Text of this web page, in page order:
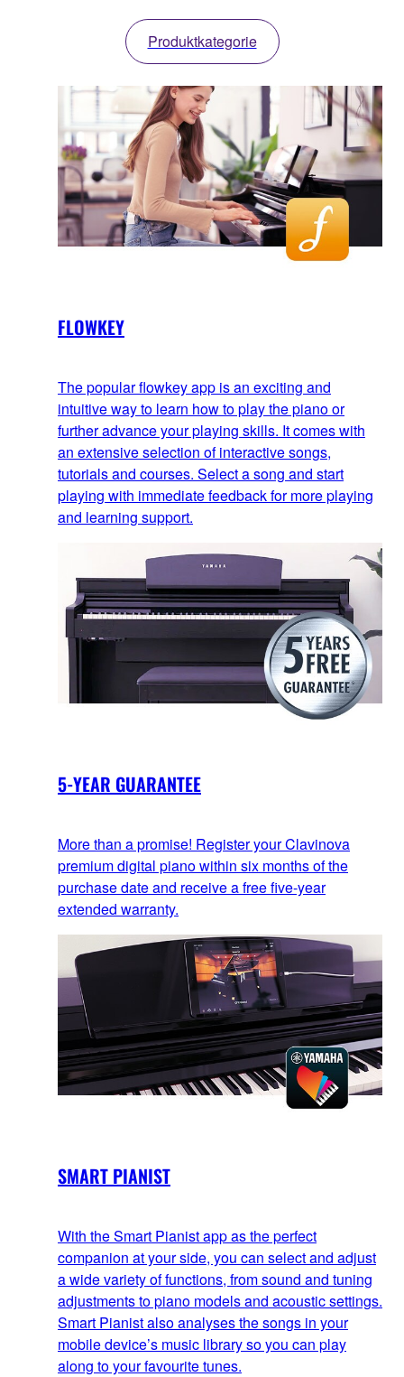
Produktkategorie
FLOWKEY
The popular flowkey app is an exciting and
intuitive way to learn how to play the piano or
further advance your playing skills. It comes with
an extensive selection of interactive songs,
tutorials and courses. Select a song and start
playing with immediate feedback for more playing
and learning support.
5-YEAR GUARANTEE
More than a promise! Register your Clavinova
premium digital piano within six months of the
purchase date and receive a free five-year
extended warranty.
SMART PIANIST
With the Smart Pianist app as the perfect
companion at your side, you can select and adjust
a wide variety of functions, from sound and tuning
adjustments to piano models and acoustic settings.
Smart Pianist also analyses the songs in your
mobile device’s music library so you can play
along to your favourite tunes.